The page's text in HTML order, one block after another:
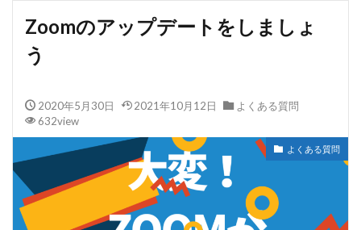
Zoomのアップデートをしましょ
う
2020年5月30日 2021年10月12日
よくある質問
632view
よくある質問